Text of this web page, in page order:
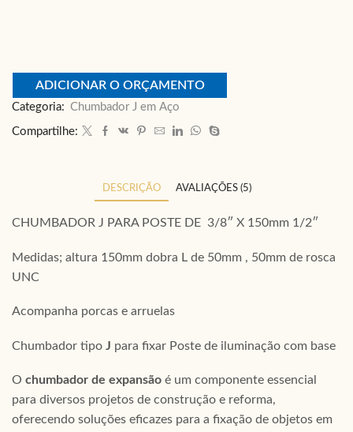
ADICIONAR O ORÇAMENTO
Categoria: Chumbador J em Aço
Compartilhe:
DESCRIÇÃO AVALIAÇÕES (5)
CHUMBADOR J PARA POSTE DE 3/8″ X 150mm 1/2″
Medidas; altura 150mm dobra L de 50mm , 50mm de rosca
UNC
Acompanha porcas e arruelas
Chumbador tipo J para fixar Poste de iluminação com base
O chumbador de expansão é um componente essencial
para diversos projetos de construção e reforma,
oferecendo soluções eficazes para a fixação de objetos em